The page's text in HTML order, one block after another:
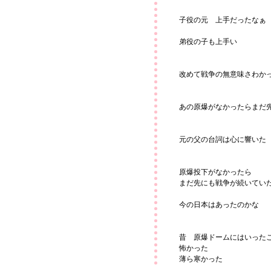
子役の元 上手だったなぁ
弟役の子も上手い
改めて戦争の無意味さわか
あの原爆がなかったらま
元の父の台詞は心に響いた
原爆投下がなかったら
まだ先にも戦争が続いてい
今の日本はあったのかな
昔 原爆ドームにはいった
怖かった
薄ら寒かった